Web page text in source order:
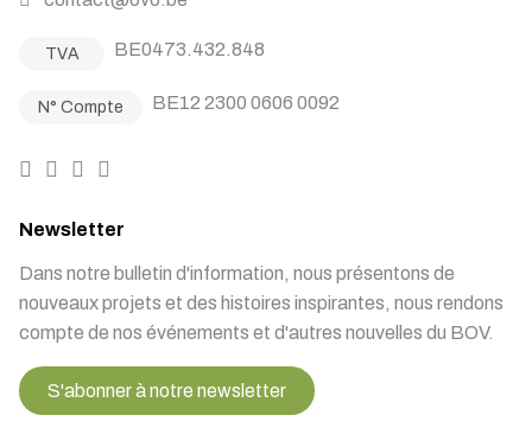
TVA BE0473.432.848
N° Compte BE12 2300 0606 0092
Newsletter
Dans notre bulletin d'information, nous présentons de
nouveaux projets et des histoires inspirantes, nous rendons
compte de nos événements et d'autres nouvelles du BOV.
S'abonner à notre newsletter